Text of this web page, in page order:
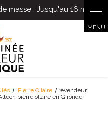
Pierre Ollaire
revendeur
pierre ollaire en Gironde